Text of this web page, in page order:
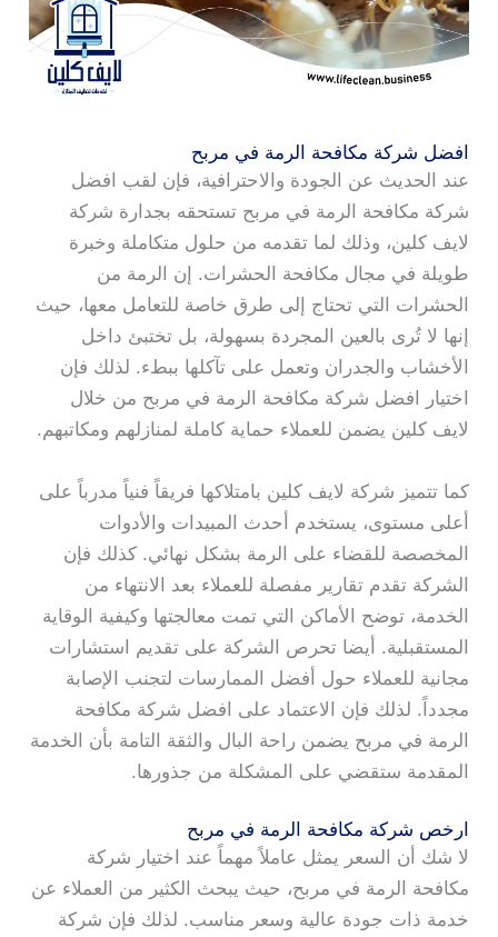
افضل شركة مكافحة الرمة في مربح
عند الحديث عن الجودة والاحترافية، فإن لقب افضل
شركة مكافحة الرمة في مربح تستحقه بجدارة شركة
لايف كلين، وذلك لما تقدمه من حلول متكاملة وخبرة
طويلة في مجال مكافحة الحشرات. إن الرمة من
الحشرات التي تحتاج إلى طرق خاصة للتعامل معها، حيث
إنها لا تُرى بالعين المجردة بسهولة، بل تختبئ داخل
الأخشاب والجدران وتعمل على تآكلها ببطء. لذلك فإن
اختيار افضل شركة مكافحة الرمة في مربح من خلال
لايف كلين يضمن للعملاء حماية كاملة لمنازلهم ومكاتبهم.
كما تتميز شركة لايف كلين بامتلاكها فريقاً فنياً مدرباً على
أعلى مستوى، يستخدم أحدث المبيدات والأدوات
المخصصة للقضاء على الرمة بشكل نهائي. كذلك فإن
الشركة تقدم تقارير مفصلة للعملاء بعد الانتهاء من
الخدمة، توضح الأماكن التي تمت معالجتها وكيفية الوقاية
المستقبلية. أيضا تحرص الشركة على تقديم استشارات
مجانية للعملاء حول أفضل الممارسات لتجنب الإصابة
مجدداً. لذلك فإن الاعتماد على افضل شركة مكافحة
الرمة في مربح يضمن راحة البال والثقة التامة بأن الخدمة
المقدمة ستقضي على المشكلة من جذورها.
ارخص شركة مكافحة الرمة في مربح
لا شك أن السعر يمثل عاملاً مهماً عند اختيار شركة
مكافحة الرمة في مربح، حيث يبحث الكثير من العملاء عن
خدمة ذات جودة عالية وسعر مناسب. لذلك فإن شركة